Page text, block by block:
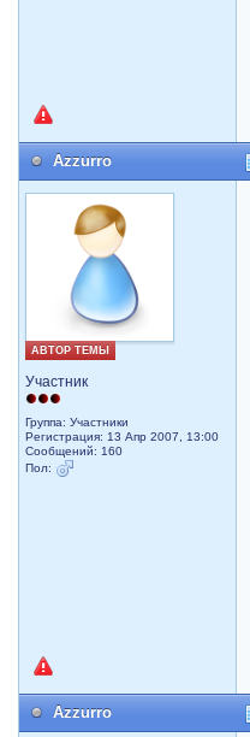
Azzurro
АВТОР ТЕМЫ
Участник
Группа: Участники
Регистрация: 13 Апр 2007, 13:00
Сообщений: 160
Пол:
Azzurro